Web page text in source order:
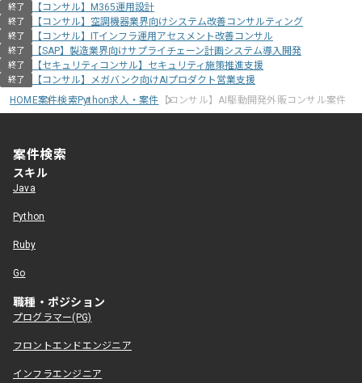
終了 【コンサル】M365運用設計
終了 【コンサル】空調機器業界向けシステム改善コンサルティング
終了 【コンサル】ITインフラ運用アセスメント改善コンサル
終了 【SAP】製造業界向けサプライチェーン計画システム導入開発
終了 【セキュリティコンサル】セキュリティ施策推進支援
終了
【コンサル】メガバンク向けAIプロダクト営業支援
HOME案件検索Python求人・案件 【コンサル】AI駆動開発外販コンサル案件
案件検索
スキル
Java
Python
Ruby
Go
職種・ポジション
プログラマー(PG)
フロントエンドエンジニア
インフラエンジニア